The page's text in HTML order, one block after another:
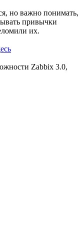
но важно понимать,
привычки
их.
Zabbix 3.0,